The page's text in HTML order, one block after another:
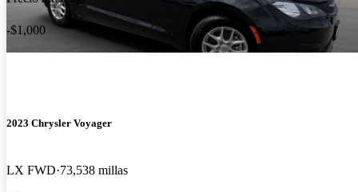
-$1,000
2023 Chrysler Voyager
LX FWD 73,538 millas